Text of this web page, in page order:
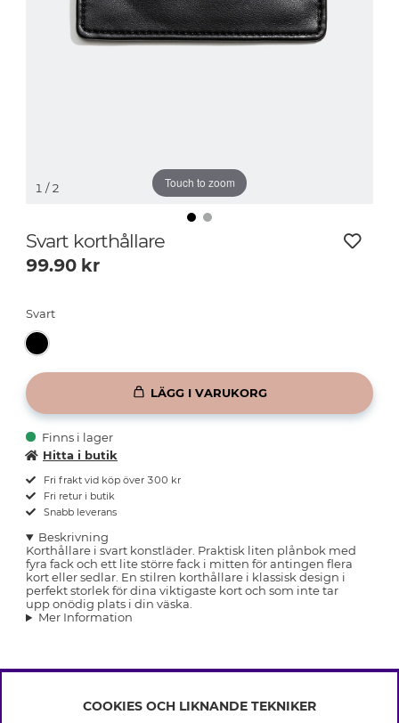
Touch to zoom
1 / 2
Svart korthållare
99.90 kr
Svart
LÄGG I VARUKORG
Finns i lager
Hitta i butik
Fri frakt vid köp över 300 kr
Fri retur i butik
Snabb leverans
Beskrivning
Korthållare i svart konstläder. Praktisk liten plånbok med
fyra fack och ett lite större fack i mitten för antingen flera
kort eller sedlar. En stilren korthållare i klassisk design i
perfekt storlek för dina viktigaste kort och som inte tar
upp onödig plats i din väska.
Mer Information
INFO
COOKIES OCH LIKNANDE TEKNIKER